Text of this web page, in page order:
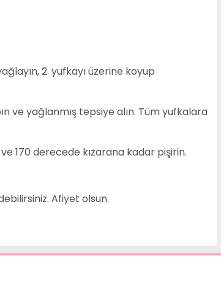
2. yufkayı üzerine koyup
ve yağlanmış tepsiye alın. Tüm yufkalara
170 derecede kızarana kadar pişirin.
Afiyet olsun.